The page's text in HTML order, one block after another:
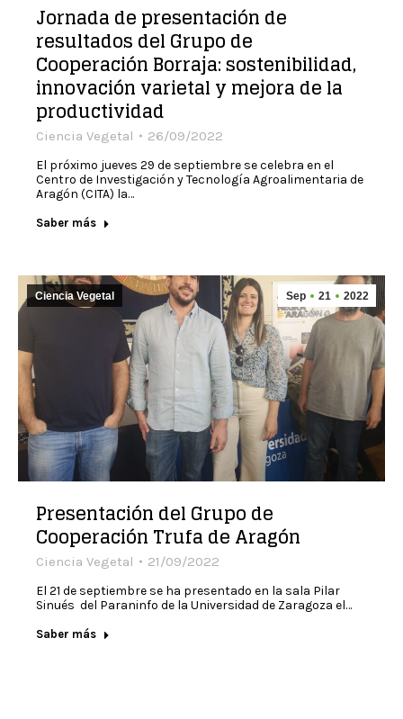
Jornada de presentación de
resultados del Grupo de
Cooperación Borraja: sostenibilidad,
innovación varietal y mejora de la
productividad
Ciencia Vegetal 26/09/2022
El próximo jueves 29 de septiembre se celebra en el
Centro de Investigación y Tecnología Agroalimentaria de
Aragón (CITA) la…
Saber más
Sep 21 2022
Ciencia Vegetal
Presentación del Grupo de
Cooperación Trufa de Aragón
Ciencia Vegetal 21/09/2022
El 21 de septiembre se ha presentado en la sala Pilar
Sinués del Paraninfo de la Universidad de Zaragoza el…
Saber más